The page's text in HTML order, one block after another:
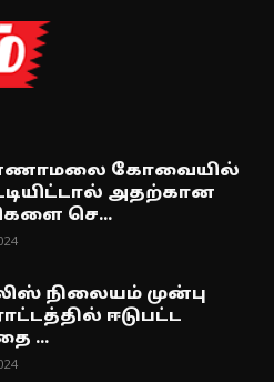
கோவையில்
அதற்கான
செ...
நிலையம் முன்பு
ஈடுபட்ட
...